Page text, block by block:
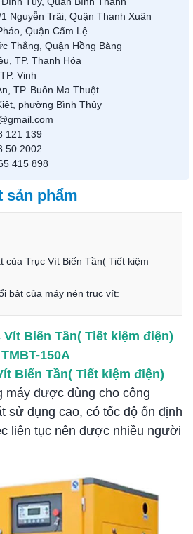
Nguyễn Trãi, Quận Thanh Xuân
Quận Cẩm Lệ
Thắng, Quận Hồng Bàng
TP. Thanh Hóa
Vinh
TP. Buôn Ma Thuột
phường Bình Thủy
121 139
50 2002
415 898
sản phẩm
của Trục Vít Biến Tần( Tiết kiệm
bật của máy nén trục vít:
Vít Biến Tần( Tiết kiệm điện)
TMBT-150A
Biến Tần( Tiết kiệm điện)
máy được dùng cho công
sử dụng cao, có tốc độ ổn định
liên tục nên được nhiều người